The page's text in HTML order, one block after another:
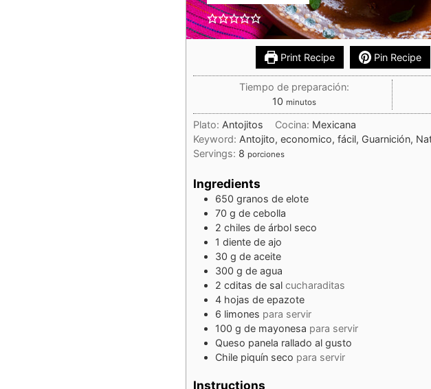
Print Recipe Pin Recipe
Tiempo de preparación:
10 minutos
Plato: Antojitos Cocina: Mexicana
Keyword: Antojito, economico, fácil, Guarnición,
Servings: 8 porciones
Ingredients
650 granos de elote
70 g de cebolla
2 chiles de árbol seco
1 diente de ajo
30 g de aceite
300 g de agua
2 cditas de sal cucharaditas
4 hojas de epazote
6 limones para servir
100 g de mayonesa para servir
Queso panela rallado al gusto
Chile piquín seco para servir
Instructions